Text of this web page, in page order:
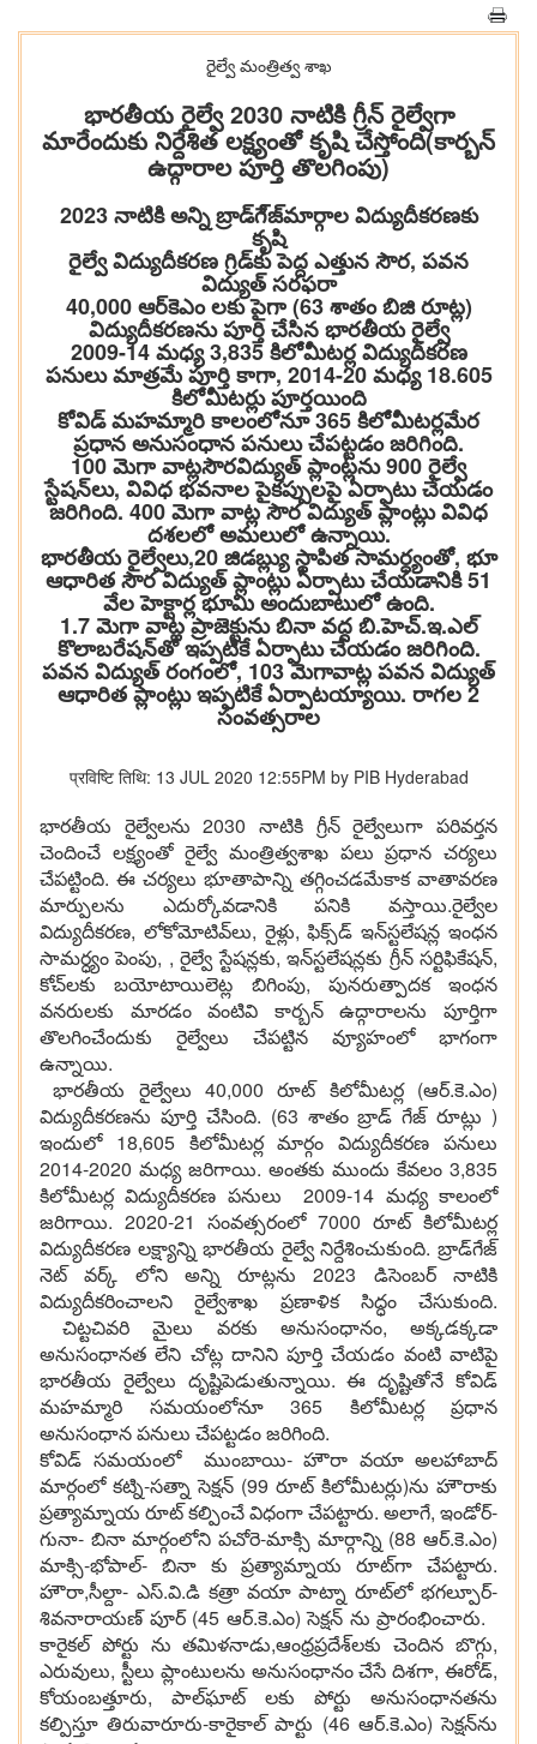
రైల్వే మంత్రిత్వ శాఖ
భార‌తీయ‌ రైల్వే 2030 నాటికి గ్రీన్ రైల్వేగా
మారేందుకు నిర్దేశిత‌ ల‌క్ష్యంతో కృషి చేస్తోంది(కార్బ‌న్
ఉద్గారాల‌ పూర్తి తొల‌గింపు)
2023 నాటికి అన్ని బ్రాడ్‌గే్జ్‌మార్గాల విద్యుదీక‌ర‌ణ‌కు
కృషి
రైల్వే విద్యుదీక‌ర‌ణ గ్రిడ్‌కు పెద్ద ఎత్తున సౌర‌, ప‌వ‌న
విద్యుత్ స‌ర‌ఫ‌రా
40,000 ఆర్‌కెఎం లకు పైగా (63 శాతం బిజి రూట్ల)
విద్యుదీక‌ర‌ణ‌ను పూర్తి చేసిన భార‌తీయ రైల్వే
2009-14 మ‌ధ్య 3,835 కిలోమీట‌ర్ల విద్యుదీక‌ర‌ణ
ప‌నులు మాత్ర‌మే పూర్తి కాగా, 2014-20 మ‌ధ్య‌ 18.605
కిలోమీట‌ర్లు పూర్త‌యింది
కోవిడ్ మ‌హమ్మారి కాలంలోనూ 365 కిలోమీట‌ర్ల‌మేర
ప్ర‌ధాన అనుసంధాన ప‌నులు చేప‌ట్ట‌డం జ‌రిగింది.
100 మెగా వాట్ల‌సౌర‌విద్యుత్ ప్లాంట్ల‌ను 900 రైల్వే
స్టేష‌న్‌లు, వివిధ భ‌వ‌నాల పైక‌ప్పుల‌పై ఏర్పాటు చేయ‌డం
జ‌రిగింది. 400 మెగా వాట్ల సౌర విద్యుత్ ప్లాంట్లు వివిధ
ద‌శ‌ల‌లో అమ‌లులో ఉన్నాయి.
భార‌తీయ రైల్వేలు,20 జిడ‌బ్ల్యు స్థాపిత సామ‌ర్ధ్యంతో, భూ
ఆధారిత సౌర విద్యుత్ ప్లాంట్లు ఏర్పాటు చేయ‌డానికి 51
వేల హెక్టార్ల భూమి అందుబాటులో ఉంది.
1.7 మెగా వాట్ల ప్రాజెక్టును బినా వ‌ద్ద బి.హెచ్‌.ఇ.ఎల్
కొలాబ‌రేష‌న్‌తో ఇప్ప‌టికే ఏర్పాటు చేయ‌డం జరిగింది.
ప‌వ‌న విద్యుత్ రంగంలో, 103 మెగావాట్ల ప‌వ‌న విద్యుత్
ఆధారిత ప్లాంట్లు ఇప్ప‌టికే ఏర్పాట‌య్యాయి. రాగ‌ల 2
సంవ‌త్స‌రాల
प्रविष्टि तिथि: 13 JUL 2020 12:55PM by PIB Hyderabad
భార‌తీయ రైల్వేల‌ను 2030 నాటికి గ్రీన్ రైల్వేలుగా ప‌రివ‌ర్త‌న
చెందించే ల‌క్ష్యంతో రైల్వే మంత్రిత్వ‌శాఖ‌ ప‌లు ప్ర‌ధాన చ‌ర్య‌లు
చేప‌ట్టింది. ఈ చ‌ర్య‌లు భూతాపాన్ని త‌గ్గించ‌డ‌మేకాక వాతావ‌ర‌ణ
మార్పుల‌ను ఎదుర్కోవ‌డానికి ప‌నికి వ‌స్తాయి.రైల్వేల
విద్యుదీక‌ర‌ణ‌, లోకోమోటివ్‌లు, రైళ్లు, ఫిక్స్‌డ్ ఇన్‌స్ట‌లేష‌న్ల ఇంధ‌న
సామర్ధ్యం పెంపు, , రైల్వే స్టేష‌న్ల‌కు, ఇన్‌స్ట‌లేష‌న్ల‌కు గ్రీన్ స‌ర్టిఫికేష‌న్‌,
కోచ్‌ల‌కు బ‌యోటాయిలెట్ల బిగింపు, పున‌రుత్పాద‌క ఇంధ‌న
వ‌న‌రుల‌కు మార‌డం వంటివి కార్బ‌న్ ఉద్గారాల‌ను పూర్తిగా
తొల‌గించేందుకు రైల్వేలు చేప‌ట్టిన వ్యూహంలో భాగంగా
ఉన్నాయి.
భార‌తీయ రైల్వేలు 40,000 రూట్ కిలోమీట‌ర్ల (ఆర్‌.కె.ఎం)
విద్యుదీక‌ర‌ణ‌ను పూర్తి చేసింది. (63 శాతం బ్రాడ్ గేజ్ రూట్లు )
ఇందులో 18,605 కిలోమీట‌ర్ల మార్గం విద్యుదీక‌ర‌ణ ప‌నులు
2014-2020 మ‌ధ్య జ‌రిగాయి. అంత‌కు ముందు కేవ‌లం 3,835
కిలోమీట‌ర్ల విద్యుదీక‌ర‌ణ ప‌నులు 2009-14 మ‌ధ్య కాలంలో
జ‌రిగాయి. 2020-21 సంవ‌త్స‌రంలో 7000 రూట్ కిలోమీట‌ర్ల
విద్యుదీక‌ర‌ణ ల‌క్ష్యాన్ని భార‌తీయ రైల్వే నిర్దేశించుకుంది. బ్రాడ్‌గేజ్
నెట్ వ‌ర్క్ లోని అన్ని రూట్లను 2023 డిసెంబ‌ర్ నాటికి
విద్యుదీక‌రించాల‌ని రైల్వేశాఖ‌ ప్ర‌ణాళిక సిద్ధం చేసుకుంది.
చిట్ట‌చివ‌రి మైలు వ‌రకు అనుసంధానం, అక్క‌డ‌క్క‌డా
అనుసంధాన‌త లేని చోట్ల దానిని పూర్తి చేయ‌డం వంటి వాటిపై
భార‌తీయ రైల్వేలు దృష్టిపెడుతున్నాయి. ఈ దృష్టితోనే కోవిడ్
మ‌హ‌మ్మారి స‌మ‌యంలోనూ 365 కిలోమీట‌ర్ల ప్ర‌ధాన
అనుసంధాన ప‌నులు చేప‌ట్ట‌డం జ‌రిగింది.
కోవిడ్ స‌మ‌యంలో ముంబాయి- హౌరా వ‌యా అల‌హాబాద్
మార్గంలో క‌ట్ని-స‌త్నా సెక్ష‌న్ (99 రూట్ కిలోమీట‌ర్లు)ను హౌరాకు
ప్ర‌త్యామ్నాయ రూట్ క‌ల్పించే విధంగా చేప‌ట్టారు. అలాగే, ఇండోర్‌-
గునా- బినా మార్గంలోని ప‌చోరె-మాక్సి మార్గాన్ని (88 ఆర్‌.కె.ఎం)
మాక్సి-భోపాల్- బినా కు ప్ర‌త్యామ్నాయ రూట్‌గా చేప‌ట్టారు.
హౌరా,సీల్దా- ఎస్.వి.డి క‌త్రా వ‌యా పాట్నా రూట్‌లో భ‌గ‌ల్పూర్‌-
శివ‌నారాయ‌ణ్ పూర్ (45 ఆర్‌.కె.ఎం) సెక్ష‌న్ ను ప్రారంభించారు.
కారైక‌ల్ పోర్టు ను త‌మిళ‌నాడు,ఆంధ్ర‌ప్రదేశ్‌ల‌కు చెందిన‌ బొగ్గు,
ఎరువులు, స్టీలు ప్లాంటుల‌ను అనుసంధానం చేసే దిశ‌గా, ఈరోడ్‌,
కోయంబ‌త్తూరు, పాల్‌ఘాట్ ల‌కు పోర్టు అనుసంధాన‌త‌ను
క‌ల్పిస్తూ తిరువారూరు-కారైకాల్ పార్టు (46 ఆర్‌.కె.ఎం) సెక్ష‌న్‌ను